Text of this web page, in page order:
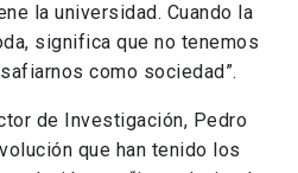
la universidad. Cuando la
significa que no tenemos
como sociedad”.
de Investigación, Pedro
que han tenido los